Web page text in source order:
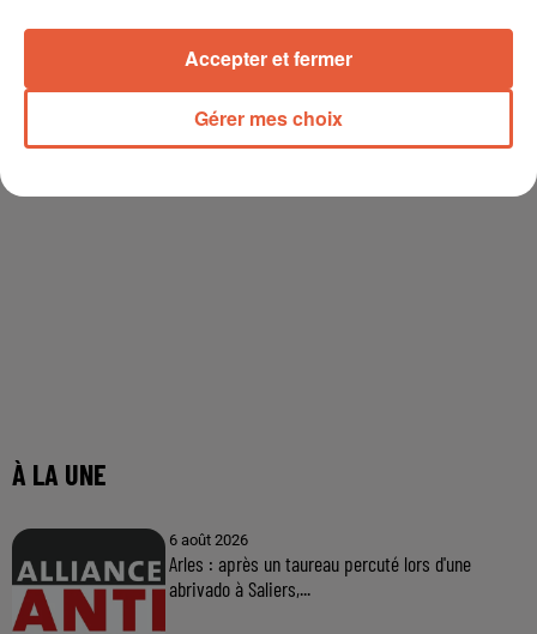
À LA UNE
6 août 2026
Arles : après un taureau percuté lors d'une
abrivado à Saliers,...
Gérer mes choix
Accepter et fermer